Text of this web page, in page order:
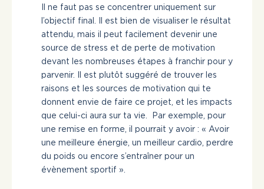
Il ne faut pas se concentrer uniquement sur
l’objectif final. Il est bien de visualiser le résultat
attendu, mais il peut facilement devenir une
source de stress et de perte de motivation
devant les nombreuses étapes à franchir pour y
parvenir. Il est plutôt suggéré de trouver les
raisons et les sources de motivation qui te
donnent envie de faire ce projet, et les impacts
que celui-ci aura sur ta vie. Par exemple, pour
une remise en forme, il pourrait y avoir : « Avoir
une meilleure énergie, un meilleur cardio, perdre
du poids ou encore s’entraîner pour un
évènement sportif ».